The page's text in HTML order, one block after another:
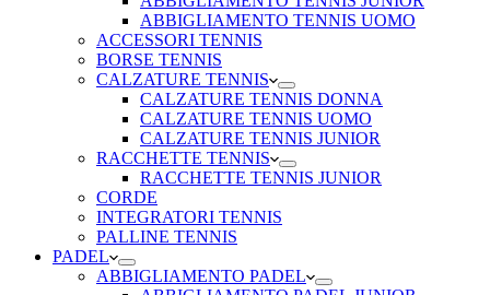
ABBIGLIAMENTO TENNIS UOMO
ACCESSORI TENNIS
BORSE TENNIS
CALZATURE TENNIS
CALZATURE TENNIS DONNA
CALZATURE TENNIS UOMO
CALZATURE TENNIS JUNIOR
RACCHETTE TENNIS
RACCHETTE TENNIS JUNIOR
CORDE
INTEGRATORI TENNIS
PALLINE TENNIS
PADEL
ABBIGLIAMENTO PADEL